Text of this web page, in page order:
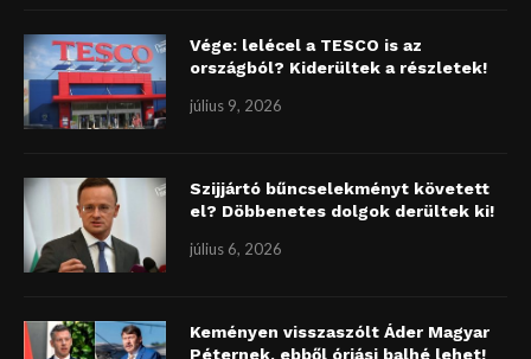
Vége: lelécel a TESCO is az
országból? Kiderültek a részletek!
július 9, 2026
Szijjártó bűncselekményt követett
el? Döbbenetes dolgok derültek ki!
július 6, 2026
Keményen visszaszólt Áder Magyar
Péternek, ebből óriási balhé lehet!